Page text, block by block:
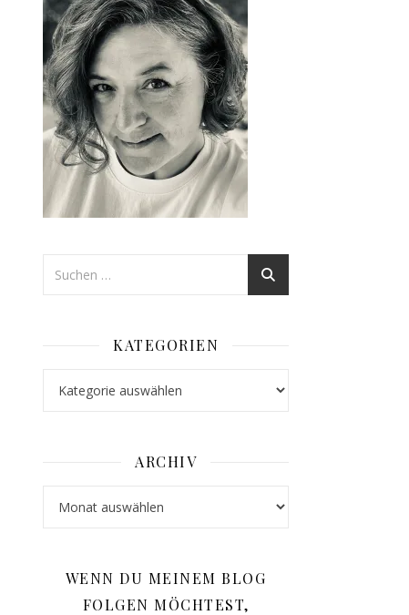
KATEGORIEN
ARCHIV
WENN DU MEINEM BLOG
FOLGEN MÖCHTEST,